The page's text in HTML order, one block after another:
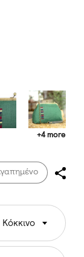
+4 more
Κόκκινο